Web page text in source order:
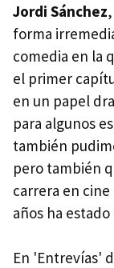
Jordi Sánchez
forma
comedia en la
el primer
en un papel
para algunos
también
pero también
carrera en
años ha
En 'Entrevías'